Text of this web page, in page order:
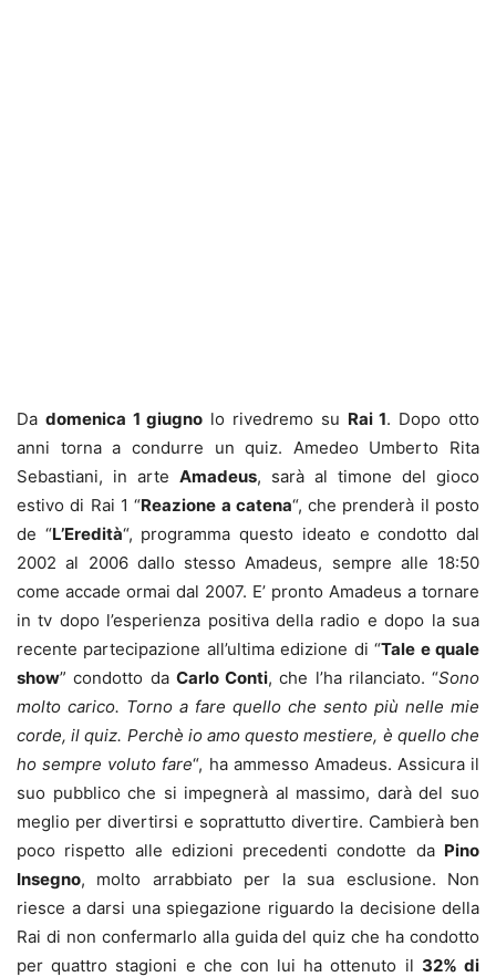
Da domenica 1 giugno lo rivedremo su Rai 1. Dopo otto
anni torna a condurre un quiz. Amedeo Umberto Rita
Sebastiani, in arte Amadeus, sarà al timone del gioco
estivo di Rai 1 “Reazione a catena“, che prenderà il posto
de “L’Eredità“, programma questo ideato e condotto dal
2002 al 2006 dallo stesso Amadeus, sempre alle 18:50
come accade ormai dal 2007. E’ pronto Amadeus a tornare
in tv dopo l’esperienza positiva della radio e dopo la sua
recente partecipazione all’ultima edizione di “Tale e quale
show” condotto da Carlo Conti, che l’ha rilanciato. “Sono
molto carico. Torno a fare quello che sento più nelle mie
corde, il quiz. Perchè io amo questo mestiere, è quello che
ho sempre voluto fare“, ha ammesso Amadeus. Assicura il
suo pubblico che si impegnerà al massimo, darà del suo
meglio per divertirsi e soprattutto divertire. Cambierà ben
poco rispetto alle edizioni precedenti condotte da Pino
Insegno, molto arrabbiato per la sua esclusione. Non
riesce a darsi una spiegazione riguardo la decisione della
Rai di non confermarlo alla guida del quiz che ha condotto
per quattro stagioni e che con lui ha ottenuto il 32% di